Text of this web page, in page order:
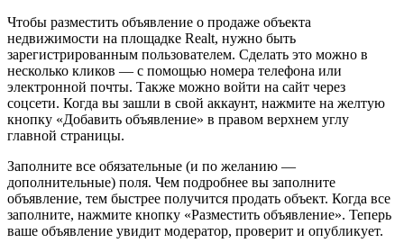
Чтобы разместить объявление о продаже объекта
недвижимости на площадке Realt, нужно быть
зарегистрированным пользователем. Сделать это можно в
несколько кликов — с помощью номера телефона или
электронной почты. Также можно войти на сайт через
соцсети. Когда вы зашли в свой аккаунт, нажмите на желтую
кнопку «Добавить объявление» в правом верхнем углу
главной страницы.
Заполните все обязательные (и по желанию —
дополнительные) поля. Чем подробнее вы заполните
объявление, тем быстрее получится продать объект. Когда все
заполните, нажмите кнопку «Разместить объявление». Теперь
ваше объявление увидит модератор, проверит и опубликует.